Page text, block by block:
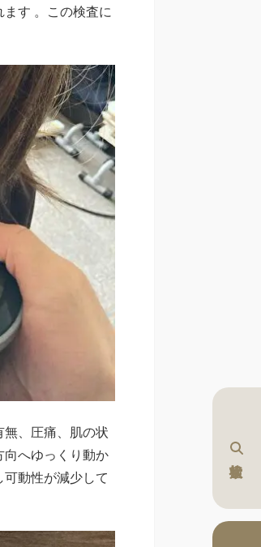
す 。この検査に
、圧痛、肌の状
へゆっくり動か
動性が減少して